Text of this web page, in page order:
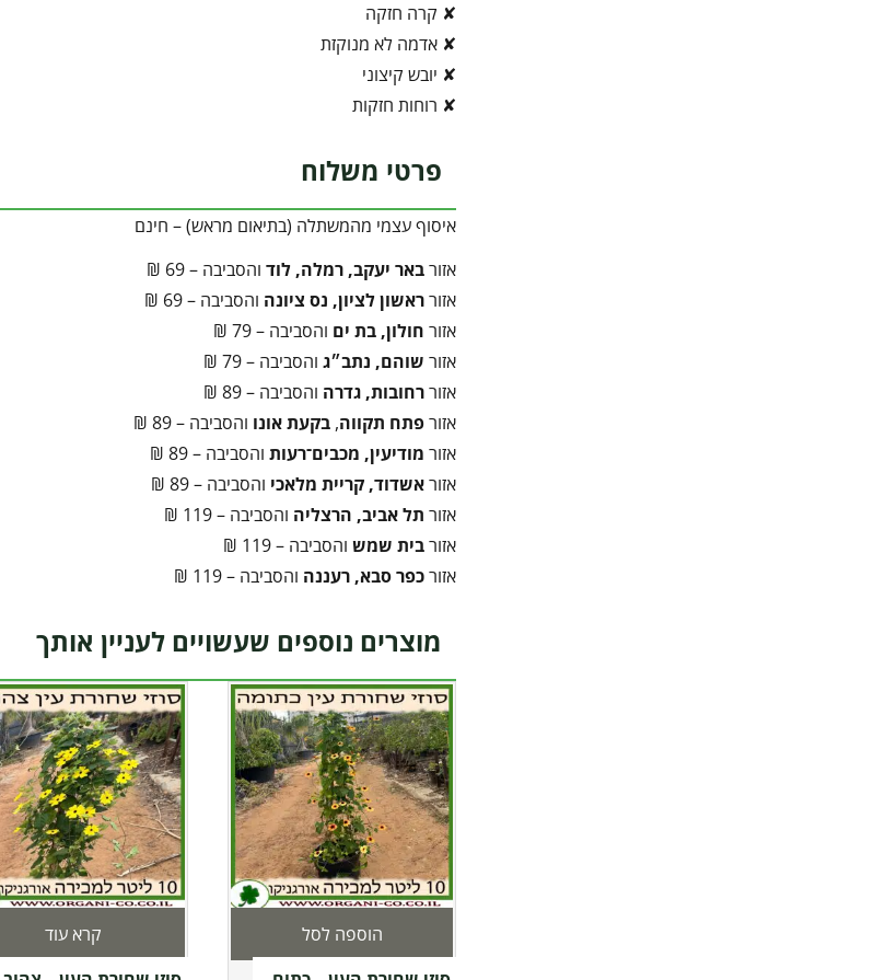
✘ קרה חזקה
✘ אדמה לא מנוקזת
✘ יובש קיצוני
✘ רוחות חזקות
פרטי משלוח
איסוף עצמי מהמשתלה (בתיאום מראש) – חינם
אזורבאר יעקב, רמלה, לודוהסביבה – 69 ₪
אזורראשון לציון, נס ציונה והסביבה – 69 ₪
אזור חולון, בת ים והסביבה – 79 ₪
אזור שוהם, נתב״גוהסביבה – 79 ₪
אזוררחובות, גדרה והסביבה – 89 ₪
אזורפתח תקווה, בקעת אונו והסביבה – 89 ₪
אזור מודיעין, מכבים־רעותוהסביבה – 89 ₪
אזוראשדוד, קריית מלאכי והסביבה – 89 ₪
אזור תל אביב, הרצליה והסביבה – 119 ₪
אזורבית שמשוהסביבה – 119 ₪
אזורכפר סבא, רעננה והסביבה – 119 ₪
מוצרים נוספים שעשויים לעניין אותך
הוספה לסל
קרא עוד